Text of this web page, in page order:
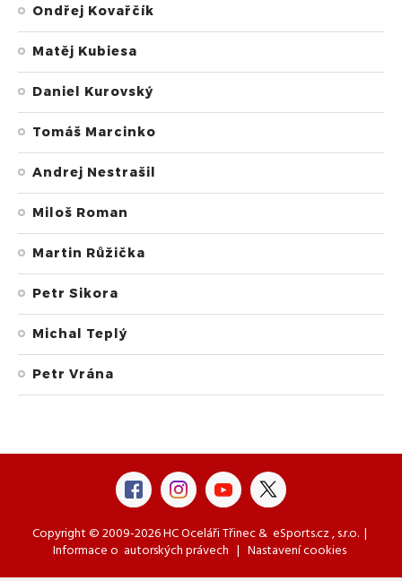
Ondřej Kovařčík
Matěj Kubiesa
Daniel Kurovský
Tomáš Marcinko
Andrej Nestrašil
Miloš Roman
Martin Růžička
Petr Sikora
Michal Teplý
Petr Vrána
Copyright © 2009-2026 HC Oceláři Třinec & eSports.cz, s.r.o. |
Informace o autorských právech | Nastavení cookies